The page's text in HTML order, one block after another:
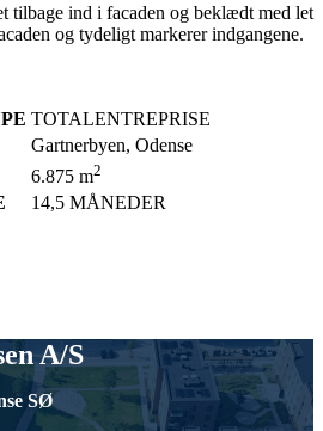
tilbage ind i facaden og beklædt med let
og tydeligt markerer indgangene.
TOTALENTREPRISE
Gartnerbyen, Odense
6.875 m2
14,5 MÅNEDER
A/S
SØ